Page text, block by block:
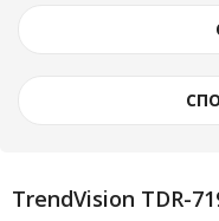
TrendVision TDR-